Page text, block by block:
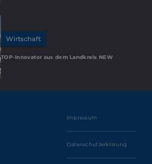
Wirtschaft
TOP-Innovator aus dem Landkreis NEW
Impressum
Datenschutzerklärung